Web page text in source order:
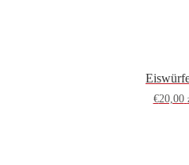
€20,00